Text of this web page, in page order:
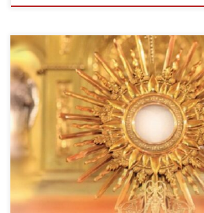
Domenica 7 Giugno 2026 – SS. Corpo e
carne è vero cibo e il mio sangue vera
Celebrazione Sante Messe: ore 08:00 –
La Santa Messa serale verrà anticipata alle
consentire la partecipazione alla